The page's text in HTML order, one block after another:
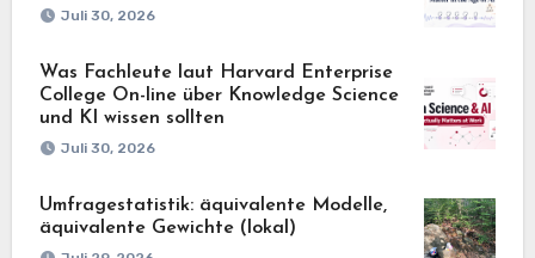
Juli 30, 2026
Was Fachleute laut Harvard Enterprise
College On-line über Knowledge Science
und KI wissen sollten
Juli 30, 2026
Umfragestatistik: äquivalente Modelle,
äquivalente Gewichte (lokal)